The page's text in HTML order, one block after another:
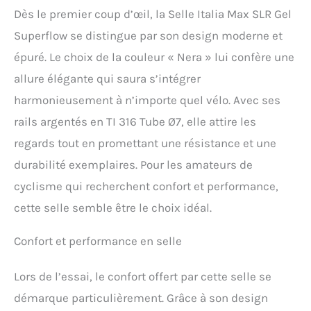
Dès le premier coup d’œil, la Selle Italia Max SLR Gel
Superflow se distingue par son design moderne et
épuré. Le choix de la couleur « Nera » lui confère une
allure élégante qui saura s’intégrer
harmonieusement à n’importe quel vélo. Avec ses
rails argentés en TI 316 Tube Ø7, elle attire les
regards tout en promettant une résistance et une
durabilité exemplaires. Pour les amateurs de
cyclisme qui recherchent confort et performance,
cette selle semble être le choix idéal.
Confort et performance en selle
Lors de l’essai, le confort offert par cette selle se
démarque particulièrement. Grâce à son design